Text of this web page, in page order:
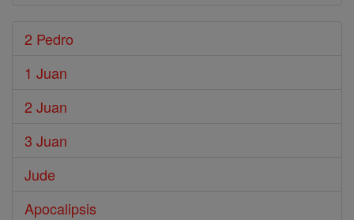
2 Pedro
1 Juan
2 Juan
3 Juan
Jude
Apocalipsis